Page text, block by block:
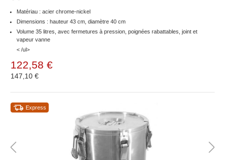
Matériau : acier chrome-nickel
Dimensions : hauteur 43 cm, diamètre 40 cm
Volume 35 litres, avec fermetures à pression, poignées rabattables, joint et
vapeur vanne
< /ul>
122,58 €
147,10 €
Express